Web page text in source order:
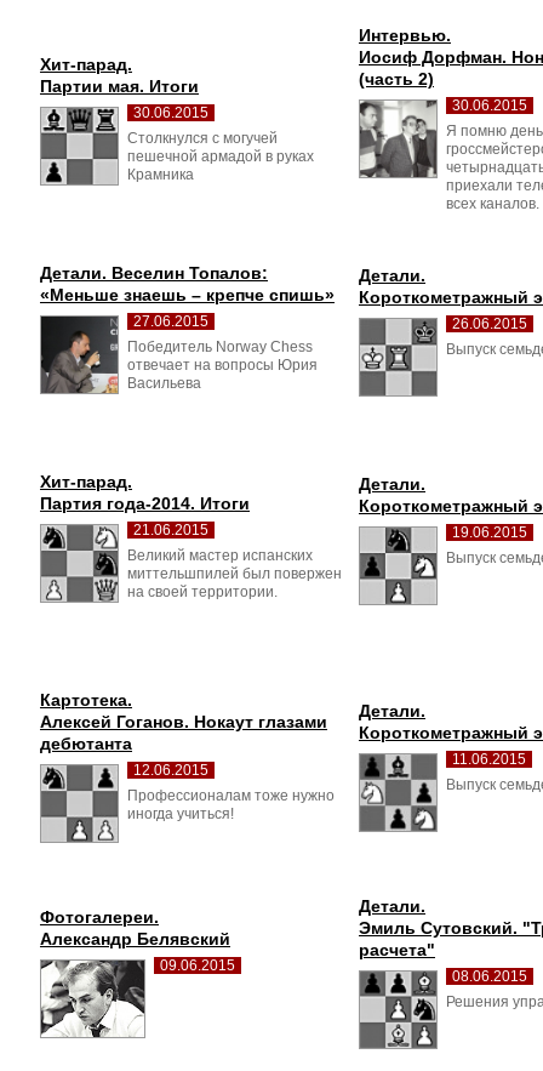
Хит-парад.
Партии мая. Итоги
30.06.2015
Столкнулся с могучей
пешечной армадой в руках
Крамника
Интервью.
Иосиф Дорфман.
(часть 2)
30.06.2015
Я помню
приехали
всех каналов.
Детали. Веселин Топалов:
«Меньше знаешь – крепче спишь»
27.06.2015
Победитель Norway Chess
отвечает на вопросы Юрия
Васильева
Детали.
Короткометражный
26.06.2015
Выпуск
Хит-парад.
Партия года-2014. Итоги
21.06.2015
Великий мастер испанских
миттельшпилей был повержен
на своей территории.
Детали.
Короткометражный
19.06.2015
Выпуск
Картотека.
Алексей Гоганов. Нокаут глазами
дебютанта
12.06.2015
Профессионалам тоже нужно
иногда учиться!
Детали.
Короткометражный
11.06.2015
Выпуск
Фотогалереи.
Александр Белявский
09.06.2015
Детали.
Эмиль Сутовский.
расчета"
08.06.2015
Решения